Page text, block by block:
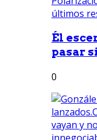
Él
pasar
0